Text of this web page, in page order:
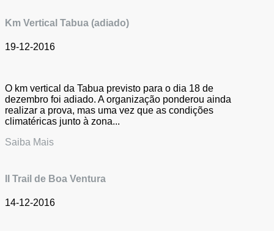
Km Vertical Tabua (adiado)
19-12-2016
O km vertical da Tabua previsto para o dia 18 de
dezembro foi adiado. A organização ponderou ainda
realizar a prova, mas uma vez que as condições
climatéricas junto à zona...
Saiba Mais
II Trail de Boa Ventura
14-12-2016